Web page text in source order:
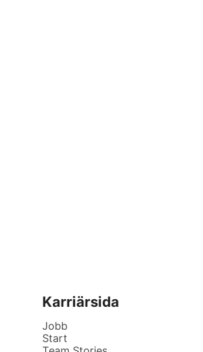
Karriärsida
Jobb
Start